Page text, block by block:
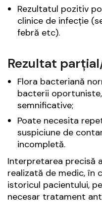
Rezultatul pozitiv
clinice de infecție
febră etc).
Rezultat
Flora bacteriană
bacterii
semnificative;
Poate necesita
suspiciune de
incompletă.
Interpretarea precisă
realizată de medic, în
istoricul pacientului,
necesar tratament